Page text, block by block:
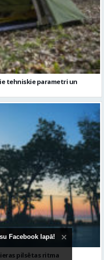
tehniskie parametri un
pilsētas ritma
Facebook lapā!